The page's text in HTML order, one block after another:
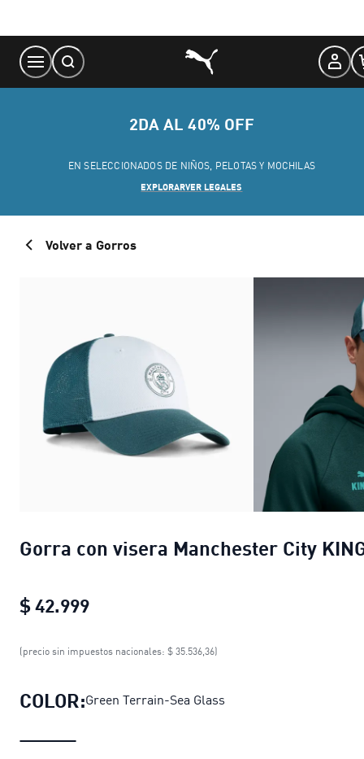
Content
2DA AL 40% OFF
EN SELECCIONADOS DE NIÑOS, PELOTAS Y MOCHILAS
EXPLORARVER LEGALES
Volver a Gorros
Gorra con visera Manchester City
$ 42.999
Gorra con visera Manchester City
(precio sin impuestos nacionales: $ 35.536,36)
COLOR:Green Terrain-Sea Glass